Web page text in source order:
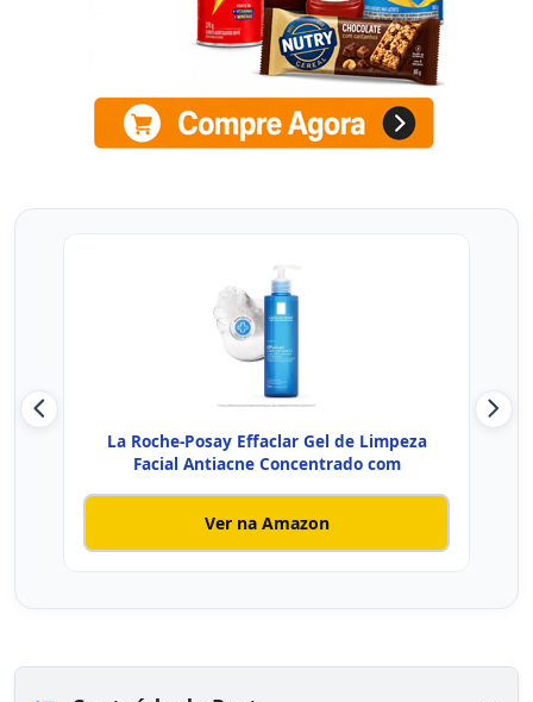
La Roche-Posay Effaclar Gel de Limpeza
Facial Antiacne Concentrado com
Ver na Amazon